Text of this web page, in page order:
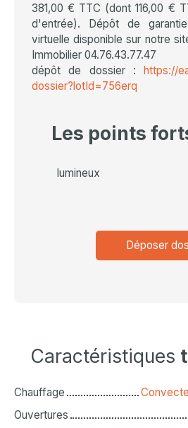
381,00 € TTC (dont 116,00 €
d'entrée). Dépôt de
virtuelle disponible sur notre
Immobilier 04.76.43.77.47
dépôt de dossier : https://
dossier?lotId=756erq
Les points
lumineux
Déposer
Caractéristiques
Chauffage
Ouvertures